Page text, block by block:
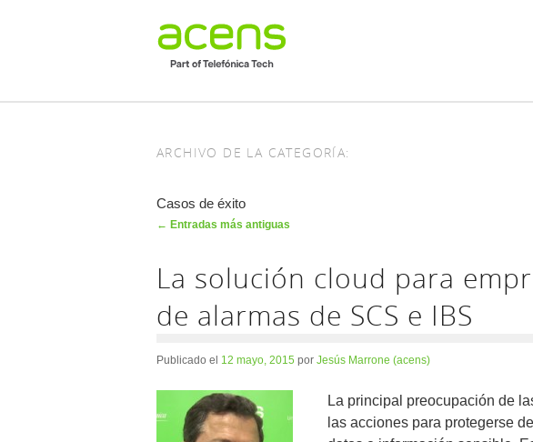
ARCHIVO DE LA CATEGORÍA:
Casos de éxito
Navegador de artículos
← Entradas más antiguas
La solución cloud para
de alarmas de SCS e IBS
Publicado el 12 mayo, 2015 por Jesús Marrone (acens)
La principal preocupación de
las acciones para protegerse